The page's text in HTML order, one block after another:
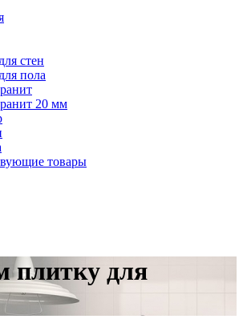
стен
пола
20 мм
товары
плитку для